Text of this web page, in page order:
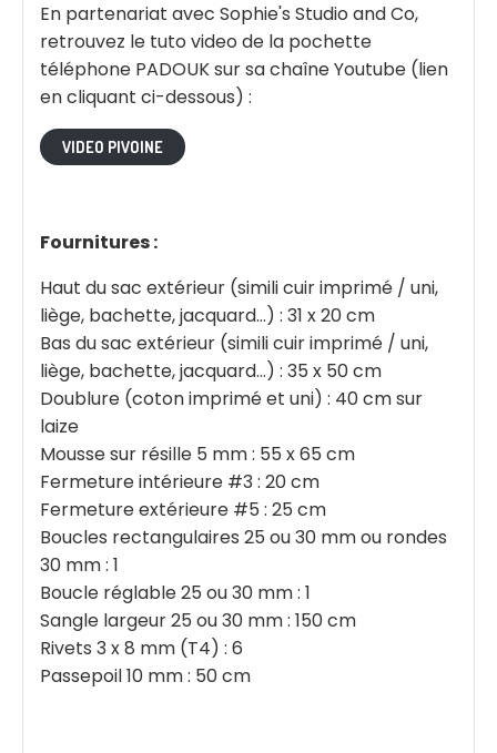
En partenariat avec Sophie's Studio and Co,
retrouvez le tuto video de la pochette
téléphone PADOUK sur sa chaîne Youtube (lien
en cliquant ci-dessous) :
VIDEO PIVOINE
Fournitures :
Haut du sac extérieur (simili cuir imprimé / uni,
liège, bachette, jacquard…) : 31 x 20 cm
Bas du sac extérieur (simili cuir imprimé / uni,
liège, bachette, jacquard…) : 35 x 50 cm
Doublure (coton imprimé et uni) : 40 cm sur
laize
Mousse sur résille 5 mm : 55 x 65 cm
Fermeture intérieure #3 : 20 cm
Fermeture extérieure #5 : 25 cm
Boucles rectangulaires 25 ou 30 mm ou rondes
30 mm : 1
Boucle réglable 25 ou 30 mm : 1
Sangle largeur 25 ou 30 mm : 150 cm
Rivets 3 x 8 mm (T4) : 6
Passepoil 10 mm : 50 cm